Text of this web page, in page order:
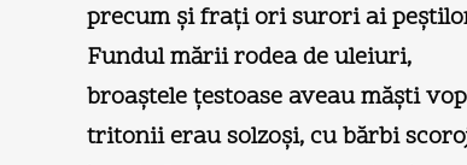
precum şi fraţi ori surori ai
Fundul mării rodea de uleiuri,
broaştele ţestoase aveau măşti
tritonii erau solzoşi, cu bărbi